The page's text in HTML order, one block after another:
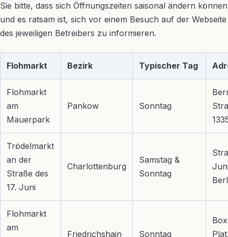
Sie bitte, dass sich Öffnungszeiten saisonal ändern können
und es ratsam ist, sich vor einem Besuch auf der Webseite
des jeweiligen Betreibers zu informieren.
Flohmarkt Bezirk Typischer Tag
Flohmarkt
am
Mauerpark
Pankow Sonntag
Trödelmarkt
an der
Straße des
17. Juni
Charlottenburg
Samstag &
Sonntag
Flohmarkt
am
Friedrichshain Sonntag